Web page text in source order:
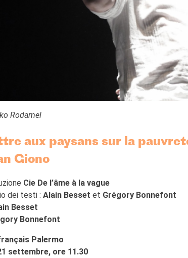
per docenti
Francia
in
- La
Rodamel
aux paysans sur la
Giono
Cie De l’âme à la vague
dei testi : Alain Besset et Grégory Bonnefont
Besset
Bonnefont
Palermo
settembre, ore 11.30